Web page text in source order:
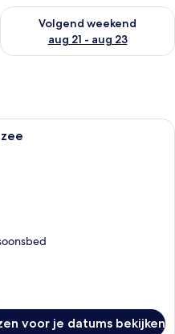
dit weekend aug 14 -
Volgend weekend
aug 21 - aug 23
De beschikbaarheid
Een zwembadterras met een tafel
voor je datums bekijken